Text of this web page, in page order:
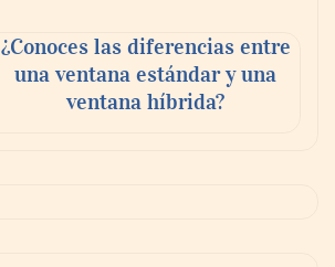
¿Conoces las diferencias entre
una ventana estándar y una
ventana híbrida?